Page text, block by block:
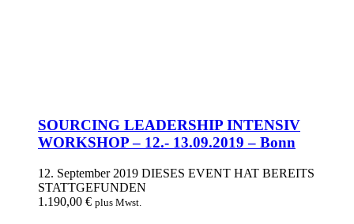
SOURCING LEADERSHIP INTENSIV
WORKSHOP – 12.- 13.09.2019 – Bonn
12. September 2019 DIESES EVENT HAT BEREITS
STATTGEFUNDEN
1.190,00 € plus Mwst.